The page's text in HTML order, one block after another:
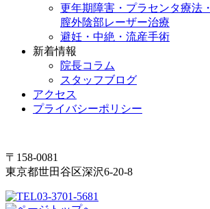
更年期障害・プラセンタ療法・
膣外陰部レーザー治療
避妊・中絶・流産手術
新着情報
院長コラム
スタッフブログ
アクセス
プライバシーポリシー
〒158-0081
東京都世田谷区深沢6-20-8
03-3701-5681